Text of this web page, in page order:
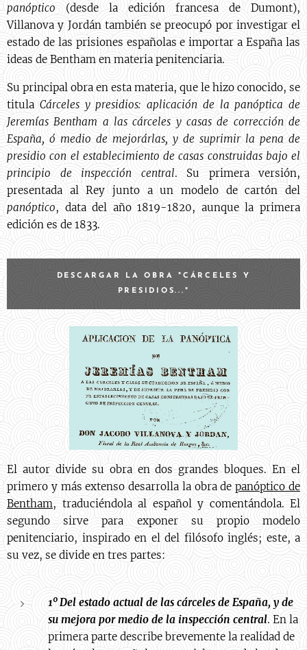
panóptico (desde la edición francesa de Dumont),
Villanova y Jordán también se preocupó por investigar el
estado de las prisiones españolas e importar a España las
ideas de Bentham en materia penitenciaria.
Su principal obra en esta materia, que le hizo conocido, se
titula Cárceles y presidios: aplicación de la panóptica de
Jeremías Bentham a las cárceles y casas de corrección de
España, ó medio de mejorárlas, y de suprimir la pena de
presidio con el establecimiento de casas construidas bajo el
principio de inspección central. Su primera versión,
presentada al Rey junto a un modelo de cartón del
panóptico, data del año 1819-1820, aunque la primera
edición es de 1833.
DESCARGAR LA OBRA "CÁRCELES Y
PRESIDIOS..."
El autor divide su obra en dos grandes bloques. En el
primero y más extenso desarrolla la obra depanóptico de
Bentham, traduciéndola al español y comentándola. El
segundo sirve para exponer su propio modelo
penitenciario, inspirado en el del filósofo inglés; este, a
su vez, se divide en tres partes:
1º Del estado actual de las cárceles de España, y de
su mejora por medio de la inspección central. En la
primera parte describe brevemente la realidad de